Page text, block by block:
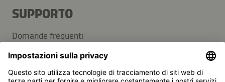
SUPPORTO
Domande frequenti
Contatti
Newsletter